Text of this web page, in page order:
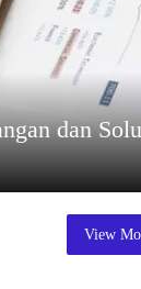
dan
View